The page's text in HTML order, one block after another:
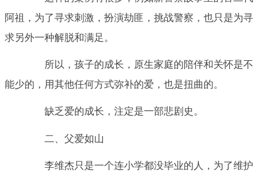
阿祖，为了寻求刺激，扮演劫匪，挑战警察，也只是为寻
求另外一种解脱和满足。
所以，孩子的成长，原生家庭的陪伴和关怀是不
能少的，用其他任何方式弥补的爱，也是扭曲的。
缺乏爱的成长，注定是一部悲剧史。
二、父爱如山
李维杰只是一个连小学都没毕业的人，为了维护